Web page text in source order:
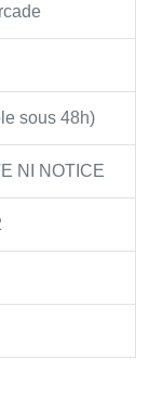
sous 48h)
NI NOTICE